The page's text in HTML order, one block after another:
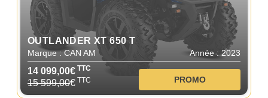
OUTLANDER XT 650 T
Marque : CAN AM Année : 2023
14 099,00€ TTC
15 599,00€ TTC PROMO